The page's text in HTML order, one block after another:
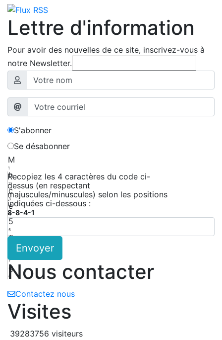
Lettre d'information
Pour avoir des nouvelles de ce site, inscrivez-vous à
notre Newsletter.
S'abonner
Se désabonner
M
1
h
2
c
3
e
4
5
5
g
7
g
8
Recopiez les 4 caractères du code ci-
dessus (en respectant
majuscules/minuscules) selon les positions
indiquées ci-dessous :
8-8-4-1
Envoyer
Nous contacter
Contactez nous
Visites
39283756 visiteurs